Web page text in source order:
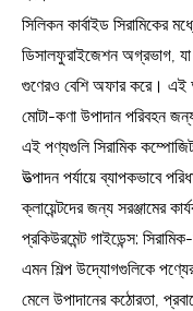
সিলিকন কার্বাইড সিরামিকের
ডিসালফুরাইজেশন অগ্রভাগ, যা
গুণেরও বেশি অফার করে। এই
মোটা-কণা উপাদান পরিবহন
এই পণ্যগুলি সিরামিক
উত্পাদন পর্যায়ে ব্যাপকভাবে
ক্লায়েন্টদের জন্য সরঞ্জামের
প্রকিউরমেন্ট গাইডেন্স:
এমন শিল্প উদ্যোগগুলিকে পণ্যের
মেলে উপাদানের কঠোরতা,